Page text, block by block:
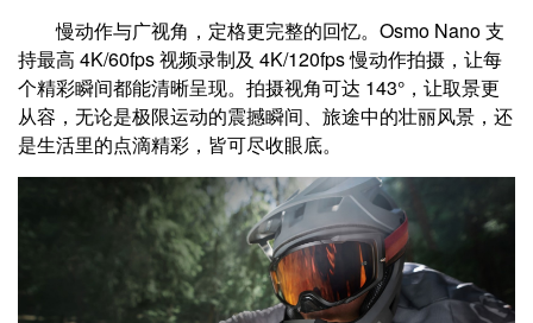
慢动作与广视角，定格更完整的回忆。Osmo Nano 支
持最高 4K/60fps 视频录制及 4K/120fps 慢动作拍摄，让每
个精彩瞬间都能清晰呈现。拍摄视角可达 143°，让取景更
从容，无论是极限运动的震撼瞬间、旅途中的壮丽风景，还
是生活里的点滴精彩，皆可尽收眼底。